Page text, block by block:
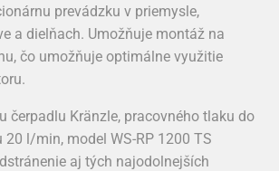
prevádzku v priemysle,
a dielňach. Umožňuje montáž na
čo umožňuje optimálne využitie
čerpadlu Kränzle, pracovného tlaku do
20 l/min, model WS-RP 1200 TS
aj tých najodolnejších